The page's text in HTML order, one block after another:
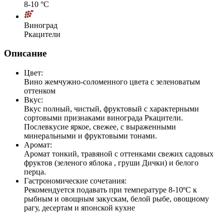
8-10 °С
Виноград
Ркацители
Описание
Цвет:
Вино жемчужно-соломенного цвета с зеленоватым
оттенком
Вкус:
Вкус полный, чистый, фруктовый с характерными
сортовыми признаками винограда Ркацители.
Послевкусие яркое, свежее, с выраженными
минеральными и фруктовыми тонами.
Аромат:
Аромат тонкий, травяной с оттенками свежих садовых
фруктов (зеленого яблока , груши Дички) и белого
перца.
Гастрономические сочетания:
Рекомендуется подавать при температуре 8-10ºС к
рыбным и овощным закускам, белой рыбе, овощному
рагу, десертам и японской кухне